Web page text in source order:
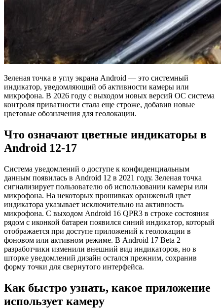
Зеленая точка в углу экрана Android — это системный
индикатор, уведомляющий об активности камеры или
микрофона. В 2026 году с выходом новых версий ОС система
контроля приватности стала еще строже, добавив новые
цветовые обозначения для геолокации.
Что означают цветные индикаторы в
Android 12-17
Система уведомлений о доступе к конфиденциальным
данным появилась в Android 12 в 2021 году. Зеленая точка
сигнализирует пользователю об использовании камеры или
микрофона. На некоторых прошивках оранжевый цвет
индикатора указывает исключительно на активность
микрофона. С выходом Android 16 QPR3 в строке состояния
рядом с иконкой батареи появился синий индикатор, который
отображается при доступе приложений к геолокации в
фоновом или активном режиме. В Android 17 Beta 2
разработчики изменили внешний вид индикаторов, но в
шторке уведомлений дизайн остался прежним, сохранив
форму точки для свернутого интерфейса.
Как быстро узнать, какое приложение
использует камеру